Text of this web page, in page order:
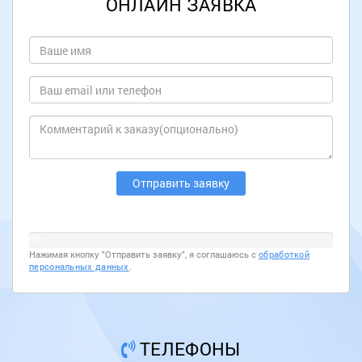
ОНЛАЙН ЗАЯВКА
Нажимая кнопку "Отправить заявку", я соглашаюсь с обработкой
персональных данных .
ТЕЛЕФОНЫ